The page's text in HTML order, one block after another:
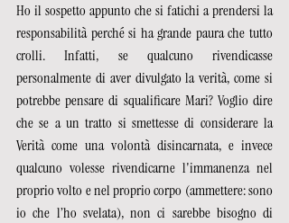
Ho il sospetto appunto che si fatichi a prendersi la
responsabilità perché si ha grande paura che tutto
crolli. Infatti, se qualcuno rivendicasse
personalmente di aver divulgato la verità, come si
potrebbe pensare di squalificare Mari? Voglio dire
che se a un tratto si smettesse di considerare la
Verità come una volontà disincarnata, e invece
qualcuno volesse rivendicarne l'immanenza nel
proprio volto e nel proprio corpo (ammettere: sono
io che l’ho svelata), non ci sarebbe bisogno di